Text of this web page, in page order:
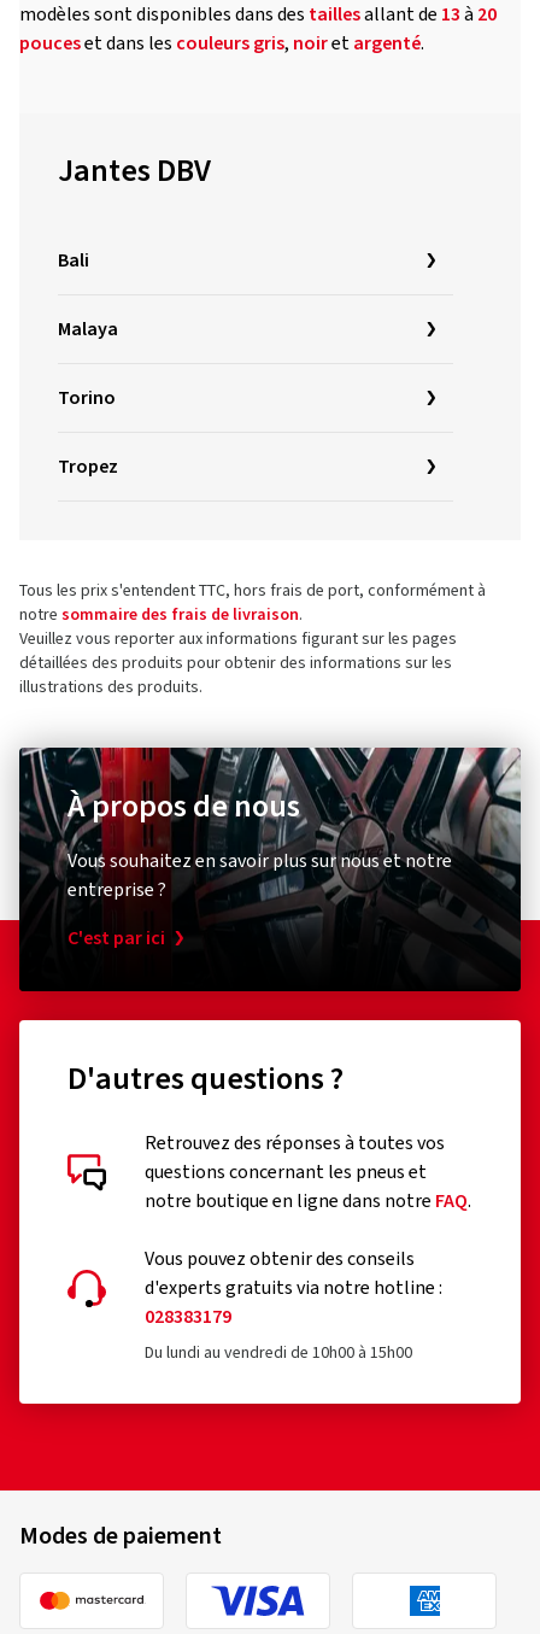
modèles sont disponibles dans des taillesallant de 13à 20
pouceset dans les couleursgris, noiretargenté.
Jantes DBV
Bali
Malaya
Torino
Tropez
Tous les prix s'entendent TTC, hors frais de port, conformément à
notre sommaire des frais de livraison.
Veuillez vous reporter aux informations figurant sur les pages
détaillées des produits pour obtenir des informations sur les
illustrations des produits.
À propos de nous
Vous souhaitez en savoir plus sur nous et notre
entreprise ?
C'est par ici
D'autres questions ?
Retrouvez des réponses à toutes vos
questions concernant les pneus et
notre boutique en ligne dans notre FAQ.
Vous pouvez obtenir des conseils
d'experts gratuits via notre hotline :
028383179
Du lundi au vendredi de 10h00 à 15h00
Modes de paiement